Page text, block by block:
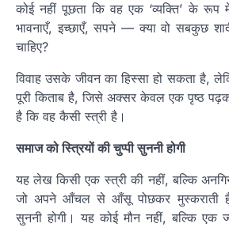
कोई नहीं पूछता कि वह एक ‘व्यक्ति’ के रूप
भावनाएँ, इच्छाएँ, सपने — क्या वो सबकुछ
चाहिए?
विवाह उसके जीवन का हिस्सा हो सकता है,
पूरी किताब है, जिसे अक्सर केवल एक पृष्ठ
है कि वह कैसी स्त्री है।
समाज को स्त्रियों की चुप्पी सुननी होगी
यह लेख किसी एक स्त्री की नहीं, बल्कि
जो अपने आँचल से आँसू पोछकर मुस्कराती
सुननी होगी। यह कोई मौन नहीं, बल्कि एक